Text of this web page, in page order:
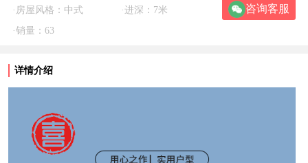
·房屋风格：中式
·进深：7米
·销量：63
咨询客服
详情介绍